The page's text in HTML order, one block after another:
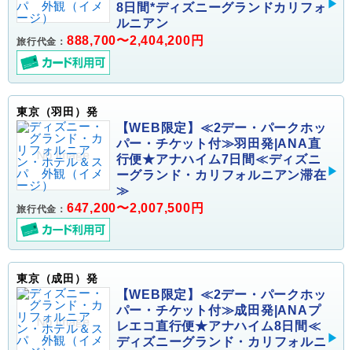
8日間*ディズニーグランドカリフォ
ルニアン
旅行代金： 888,700〜2,404,200円
東京（羽田）発
【WEB限定】≪2デー・パークホッ
パー・チケット付≫羽田発|ANA直
行便★アナハイム7日間≪ディズニ
ーグランド・カリフォルニアン滞在
≫
旅行代金： 647,200〜2,007,500円
東京（成田）発
【WEB限定】≪2デー・パークホッ
パー・チケット付≫成田発|ANAプ
レエコ直行便★アナハイム8日間≪
ディズニーグランド・カリフォルニ